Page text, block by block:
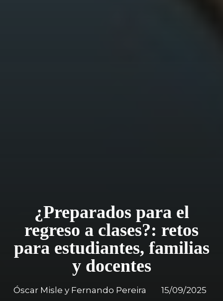
¿Preparados para el
regreso a clases?: retos
para estudiantes, familias
y docentes
Óscar Misle y Fernando Pereira
15/09/2025